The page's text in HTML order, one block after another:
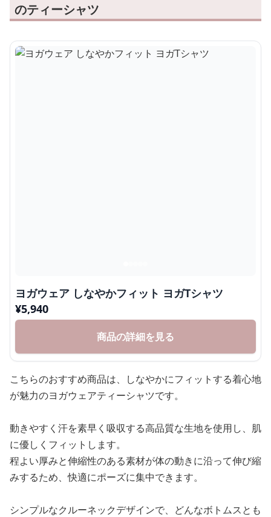
のティーシャツ
ヨガウェア しなやかフィット ヨガTシャツ
¥5,940
商品の詳細を見る
こちらのおすすめ商品は、しなやかにフィットする着心地
が魅力のヨガウェアティーシャツです。
動きやすく汗を素早く吸収する高品質な生地を使用し、肌
に優しくフィットします。
程よい厚みと伸縮性のある素材が体の動きに沿って伸び縮
みするため、快適にポーズに集中できます。
シンプルなクルーネックデザインで、どんなボトムスとも